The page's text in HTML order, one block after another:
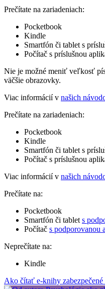
Prečítate na zariadeniach:
Pocketbook
Kindle
Smartfón či tablet s
Počítač s príslušnou
Nie je možné meniť veľkosť
väčšie obrazovky.
Viac informácií v našich
Prečítate na zariadeniach:
Pocketbook
Kindle
Smartfón či tablet s
Počítač s príslušnou
Viac informácií v našich
Prečítate na:
Pocketbook
Smartfón či tablet s
Počítač s podporovanou
Neprečítate na:
Kindle
Ako čítať e-knihy